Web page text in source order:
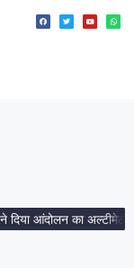
आंदोलन का अल्टीमेटम।